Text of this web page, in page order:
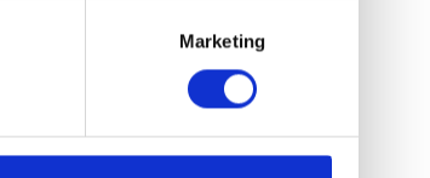
Marketing